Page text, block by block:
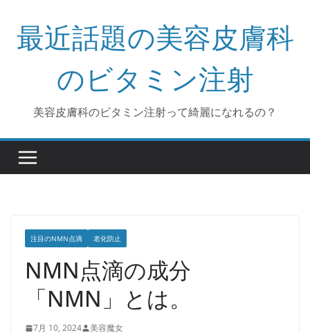
キ
最近話題の美容皮膚科
のビタミン注射
美容皮膚科のビタミン注射って綺麗になれるの？
注目のNMN点滴 老化防止
NMN点滴の成分
「NMN」とは。
7月 10, 2024 美容魔女